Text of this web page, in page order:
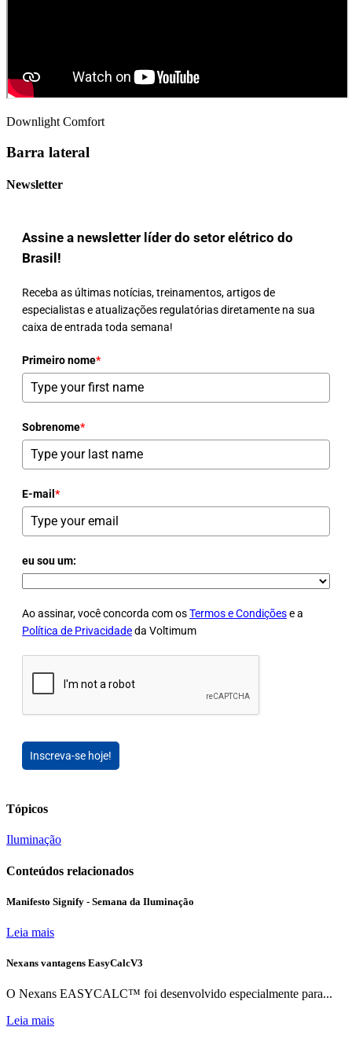
Downlight Comfort
Barra lateral
Newsletter
Assine a newsletter líder do setor elétrico do
Brasil!
Receba as últimas notícias, treinamentos, artigos de
especialistas e atualizações regulatórias diretamente na sua
caixa de entrada toda semana!
Primeiro nome*
Sobrenome*
E-mail *
eu sou um:
Ao assinar, você concorda com osTermos e Condiçõese a
Política de Privacidadeda Voltimum
Inscreva-se hoje!
Tópicos
Iluminação
Conteúdos relacionados
Manifesto Signify - Semana da Iluminação
Leia mais
Nexans vantagens EasyCalcV3
O Nexans EASYCALC™ foi desenvolvido especialmente para...
Leia mais